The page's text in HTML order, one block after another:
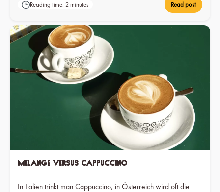
Reading time: 2 minutes Read post
Melange versus Cappuccino
In Italien trinkt man Cappuccino, in Österreich wird oft die